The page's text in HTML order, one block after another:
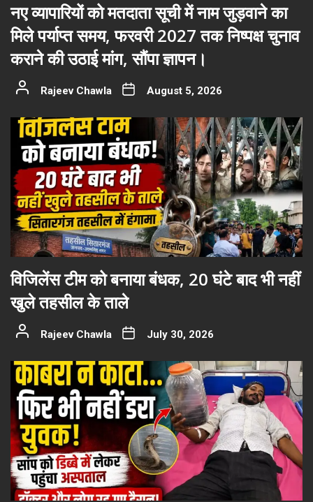
नए व्यापारियों को मतदाता सूची में नाम जुड़वाने का
मिले पर्याप्त समय, फरवरी 2027 तक निष्पक्ष चुनाव
कराने की उठाई मांग, सौंपा ज्ञापन।
Rajeev Chawla August 5, 2026
विजिलेंस टीम को बनाया बंधक, 20 घंटे बाद भी नहीं
खुले तहसील के ताले
Rajeev Chawla July 30, 2026